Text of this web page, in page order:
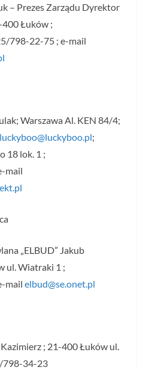
– Prezes Zarządu Dyrektor
Łuków ;
798-22-75 ; e-mail
Warszawa Al. KEN 84/4;
luckyboo@luckyboo.pl;
18 lok. 1 ;
mail
„ELBUD” Jakub
ul. Wiatraki 1 ;
mail elbud@se.onet.pl
Kazimierz ; 21-400 Łuków ul.
798-34-23